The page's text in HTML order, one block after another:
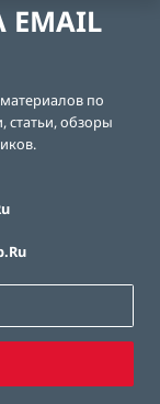
по
статьи, обзоры